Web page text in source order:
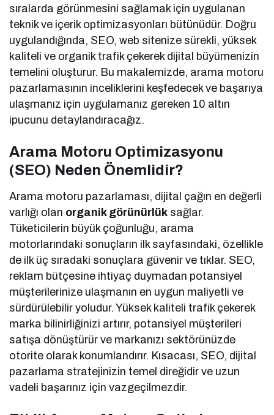
sıralarda görünmesini sağlamak için uygulanan
teknik ve içerik optimizasyonları bütünüdür. Doğru
uygulandığında, SEO, web sitenize sürekli, yüksek
kaliteli ve organik trafik çekerek dijital büyümenizin
temelini oluşturur. Bu makalemizde, arama motoru
pazarlamasının inceliklerini keşfedecek ve başarıya
ulaşmanız için uygulamanız gereken 10 altın
ipucunu detaylandıracağız.
Arama Motoru Optimizasyonu
(SEO) Neden Önemlidir?
Arama motoru pazarlaması, dijital çağın en değerli
varlığı olan organik görünürlük sağlar.
Tüketicilerin büyük çoğunluğu, arama
motorlarındaki sonuçların ilk sayfasındaki, özellikle
de ilk üç sıradaki sonuçlara güvenir ve tıklar. SEO,
reklam bütçesine ihtiyaç duymadan potansiyel
müşterilerinize ulaşmanın en uygun maliyetli ve
sürdürülebilir yoludur. Yüksek kaliteli trafik çekerek
marka bilinirliğinizi artırır, potansiyel müşterileri
satışa dönüştürür ve markanızı sektörünüzde
otorite olarak konumlandırır. Kısacası, SEO, dijital
pazarlama stratejinizin temel direğidir ve uzun
vadeli başarınız için vazgeçilmezdir.